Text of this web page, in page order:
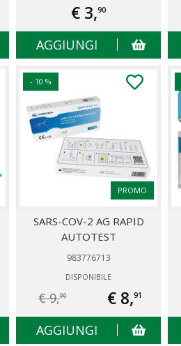
€ 3,90
AGGIUNGI
- 10 %
PROMO
SARS-COV-2 AG RAPID
AUTOTEST
983776713
DISPONIBILE
€ 9,90 € 8,91
AGGIUNGI